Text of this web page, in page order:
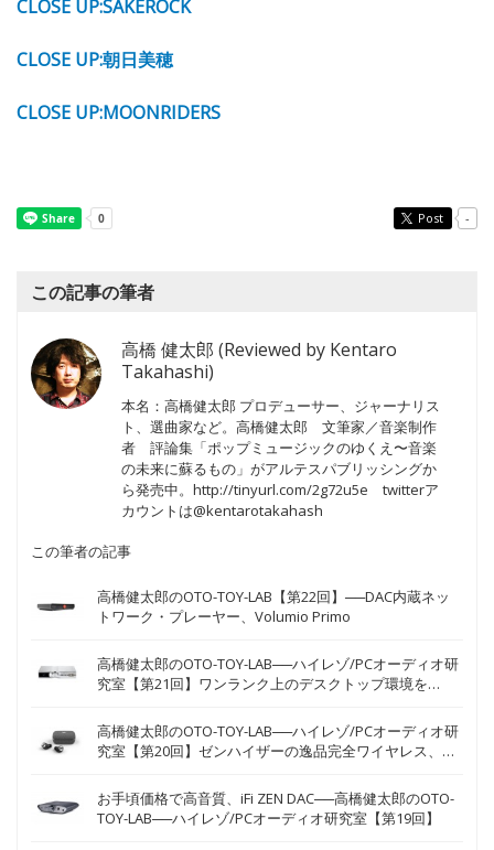
CLOSE UP:SAKEROCK
CLOSE UP:朝日美穂
CLOSE UP:MOONRIDERS
Post -
この記事の筆者
高橋 健太郎 (Reviewed by Kentaro
Takahashi)
本名：高橋健太郎 プロデューサー、ジャーナリス
ト、選曲家など。高橋健太郎 文筆家／音楽制作
者 評論集「ポップミュージックのゆくえ〜音楽
の未来に蘇るもの」がアルテスパブリッシングか
ら発売中。http://tinyurl.com/2g72u5e twitterア
カウントは@kentarotakahash
この筆者の記事
高橋健太郎のOTO-TOY-LAB【第22回】──DAC内蔵ネッ
トワーク・プレーヤー、Volumio Primo
高橋健太郎のOTO-TOY-LAB──ハイレゾ/PCオーディオ研
究室【第21回】ワンランク上のデスクトップ環境を
高橋健太郎のOTO-TOY-LAB──ハイレゾ/PCオーディオ研
究室【第20回】ゼンハイザーの逸品完全ワイヤレス、
お手頃価格で高音質、iFi ZEN DAC──高橋健太郎のOTO-
TOY-LAB──ハイレゾ/PCオーディオ研究室【第19回】